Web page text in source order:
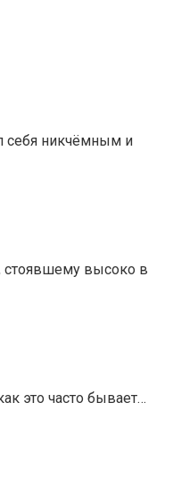
себя никчёмным и
стоявшему высоко в
это часто бывает…